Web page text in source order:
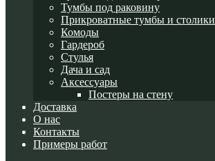
Тумбы под раковину
Прикроватные тумбы и столики
Комоды
Гардероб
Стулья
Дача и сад
Аксессуары
Постеры на стену
Доставка
О нас
Контакты
Примеры работ